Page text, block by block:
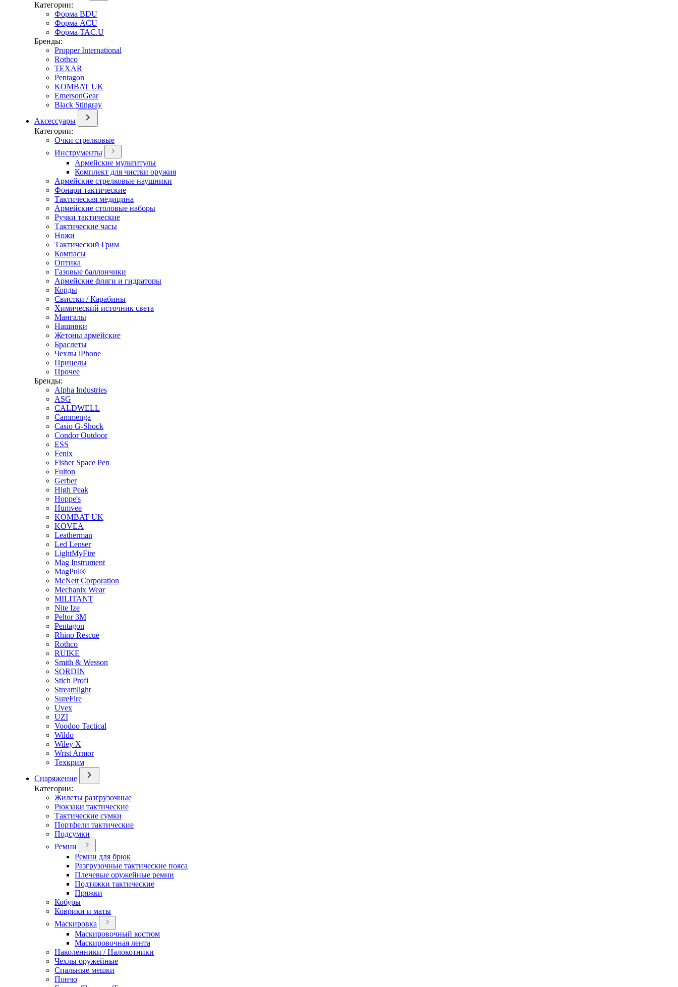
Категории:
Форма BDU
Форма ACU
Форма TAC.U
Бренды:
Propper International
Rothco
TEXAR
Pentagon
KOMBAT UK
EmersonGear
Black Stingray
Аксессуары
Категории:
Очки стрелковые
Инструменты
Армейские мультитулы
Комплект для чистки оружия
Армейские стрелковые наушники
Фонари тактические
Тактическая медицина
Армейские столовые наборы
Ручки тактические
Тактические часы
Ножи
Тактический Грим
Компасы
Оптика
Газовые баллончики
Армейские фляги и гидраторы
Корды
Свистки / Карабины
Химический источник света
Мангалы
Нашивки
Жетоны армейские
Браслеты
Чехлы iPhone
Прицелы
Прочее
Бренды:
Alpha Industries
ASG
CALDWELL
Cammenga
Casio G-Shock
Condor Outdoor
ESS
Fenix
Fisher Space Pen
Fulton
Gerber
High Peak
Hoppe's
Humvee
KOMBAT UK
KOVEA
Leatherman
Led Lenser
LightMyFire
Mag Instrument
MagPul®
McNett Corporation
Mechanix Wear
MILITANT
Nite Ize
Peltor 3M
Pentagon
Rhino Rescue
Rothco
RUIKE
Smith & Wesson
SORDIN
Stich Profi
Streamlight
SureFire
Uvex
UZI
Voodoo Tactical
Wildo
Wiley X
Wrist Armor
Техкрим
Снаряжение
Категории:
Жилеты разгрузочные
Рюкзаки тактические
Тактические сумки
Портфели тактические
Подсумки
Ремни
Ремни для брюк
Разгрузочные тактические пояса
Плечевые оружейные ремни
Подтяжки тактические
Пряжки
Кобуры
Коврики и маты
Маскировка
Маскировочный костюм
Маскировочная лента
Наколенники / Налокотники
Чехлы оружейные
Спальные мешки
Пончо